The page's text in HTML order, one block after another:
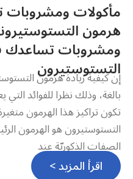
مأكولات ومشروبات
هرمون
ومشروبات تساعدك
التستوستيرون
إن كيفية زيادة هرمون
بالغة، وذلك نظرا للفوائد
تكون تراكيز هذا الهرمون
التستوستيرون هو الهرمون
الصفات الذكوريّة عند
اقرأ المزيد >